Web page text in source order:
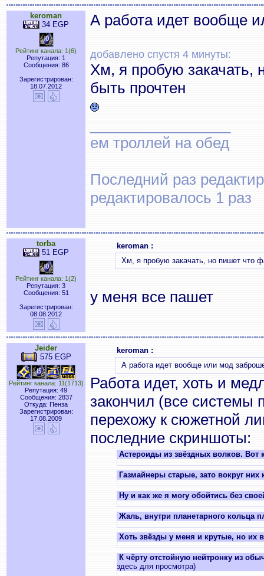
keroman
34 EGP
Рейтинг канала: 1(6)
Репутация: 1
Сообщения: 86
Зарегистрирован:
18.07.2012
А работа идет вообще
добавлено спустя 4 минуты:
Хм, я пробую закачать,
быть прочтен
ем троллей на обед
Последний раз
редактировалось 1 раз
torba
51 EGP
Рейтинг канала: 1(2)
Репутация: 3
Сообщения: 51
Зарегистрирован:
08.08.2012
keroman :
Хм, я пробую закачать, но пишет что
у меня все пашет
Jeider
575 EGP
Рейтинг канала: 11(1713)
Репутация: 49
Сообщения: 2837
Откуда: Пенза
Зарегистрирован:
17.08.2009
keroman :
А работа идет вообще или мод
Работа идет, хоть и
закончил (все системы
перехожу к сюжетной
последние скриншоты:
Астероиды из звёздных волков. Вот
Газмайнеры старые, зато вокруг них
Ну и как же я могу обойтись без
Жаль, внутри планетарного кольца
Хоть звёзды у меня и крутые, но их
К чёрту отстойную нейтронку из
здесь для просмотра)